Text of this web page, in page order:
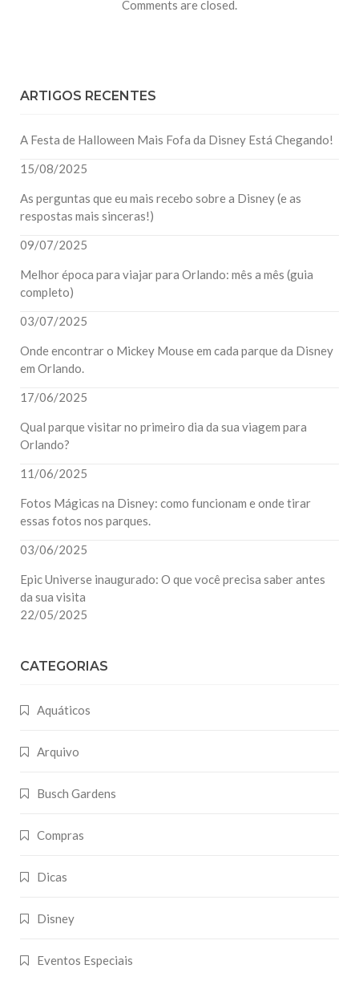
Comments are closed.
ARTIGOS RECENTES
A Festa de Halloween Mais Fofa da Disney Está Chegando!
15/08/2025
As perguntas que eu mais recebo sobre a Disney (e as
respostas mais sinceras!)
09/07/2025
Melhor época para viajar para Orlando: mês a mês (guia
completo)
03/07/2025
Onde encontrar o Mickey Mouse em cada parque da Disney
em Orlando.
17/06/2025
Qual parque visitar no primeiro dia da sua viagem para
Orlando?
11/06/2025
Fotos Mágicas na Disney: como funcionam e onde tirar
essas fotos nos parques.
03/06/2025
Epic Universe inaugurado: O que você precisa saber antes
da sua visita
22/05/2025
CATEGORIAS
Aquáticos
Arquivo
Busch Gardens
Compras
Dicas
Disney
Eventos Especiais